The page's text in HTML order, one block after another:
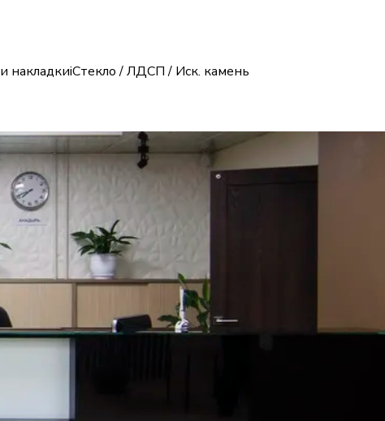
накладкиiСтекло / ЛДСП / Иск. камень